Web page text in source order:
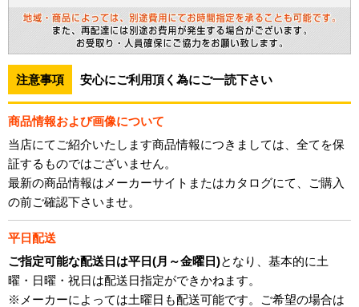
注意事項 安心にご利用頂く為にご一読下さい
商品情報および画像について
当店にてご紹介いたします商品情報につきましては、全てを保
証するものではございません。
最新の商品情報はメーカーサイトまたはカタログにて、ご購入
の前ご確認下さいませ。
平日配送
ご指定可能な配送日は平日(月～金曜日)となり、基本的に土
曜・日曜・祝日は配送日指定ができかねます。
※メーカーによっては土曜日も配送可能です。ご希望の場合は